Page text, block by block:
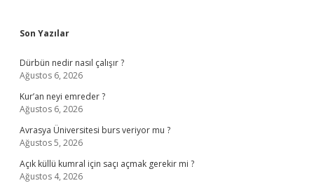
Sidebar
Son Yazılar
Dürbün nedir nasıl çalışır ?
Ağustos 6, 2026
Kur’an neyi emreder ?
Ağustos 6, 2026
Avrasya Üniversitesi burs veriyor mu ?
Ağustos 5, 2026
Açık küllü kumral için saçı açmak gerekir mi ?
Ağustos 4, 2026